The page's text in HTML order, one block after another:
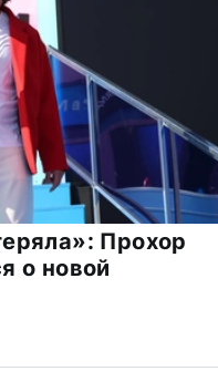
Прохор
о новой